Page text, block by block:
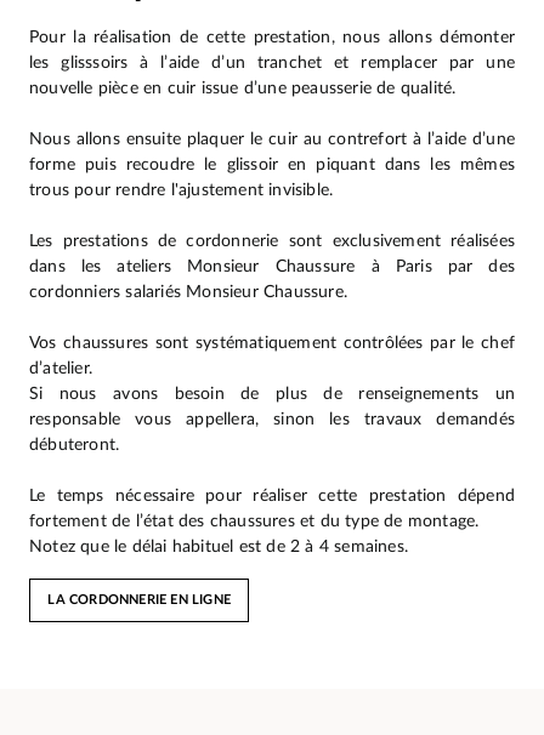
Pour la réalisation de cette prestation, nous allons démonter
les glisssoirs à l’aide d’un tranchet et remplacer par une
nouvelle pièce en cuir issue d’une peausserie de qualité.
Nous allons ensuite plaquer le cuir au contrefort à l’aide d’une
forme puis recoudre le glissoir en piquant dans les mêmes
trous pour rendre l'ajustement invisible.
Les prestations de cordonnerie sont exclusivement réalisées
dans les ateliers Monsieur Chaussure à Paris par des
cordonniers salariés Monsieur Chaussure.
Vos chaussures sont systématiquement contrôlées par le chef
d’atelier.
Si nous avons besoin de plus de renseignements un
responsable vous appellera, sinon les travaux demandés
débuteront.
Le temps nécessaire pour réaliser cette prestation dépend
fortement de l’état des chaussures et du type de montage.
Notez que le délai habituel est de 2 à 4 semaines.
LA CORDONNERIE EN LIGNE